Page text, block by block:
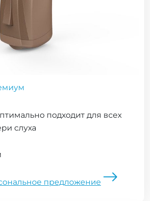
подходит для всех
слуха
предложение